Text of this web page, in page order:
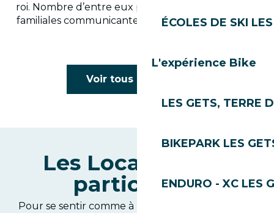
ÉCOLES DE SKI
L'expérience Bike
LES GETS, TERRE
BIKEPARK LES
ENDURO - XC LES
roi. Nombre d’entre eux proposent des chambres
familiales communicantes et des espaces de jeux.
Voir tous les hôtels
Les Locations de
particuliers
Pour se sentir comme à la maison. L’option idéale